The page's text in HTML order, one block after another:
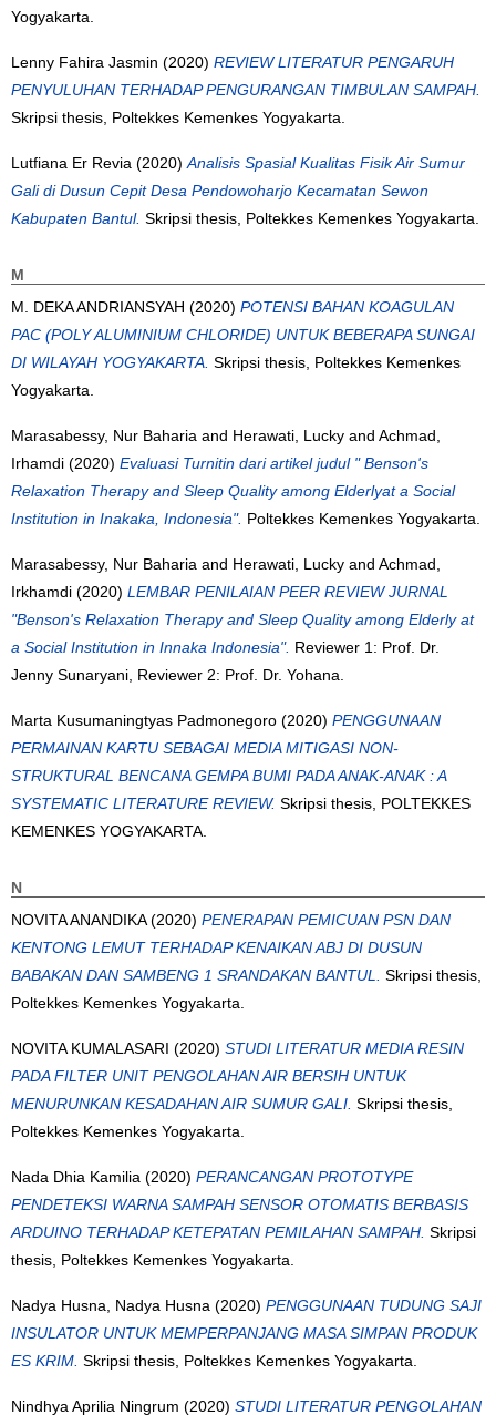
Yogyakarta.
Lenny Fahira Jasmin (2020) REVIEW LITERATUR PENGARUH
PENYULUHAN TERHADAP PENGURANGAN TIMBULAN SAMPAH.
Skripsi thesis, Poltekkes Kemenkes Yogyakarta.
Lutfiana Er Revia (2020)Analisis Spasial Kualitas Fisik Air Sumur
Gali di Dusun Cepit Desa Pendowoharjo Kecamatan Sewon
Kabupaten Bantul. Skripsi thesis, Poltekkes Kemenkes Yogyakarta.
M
M. DEKA ANDRIANSYAH (2020) POTENSI BAHAN KOAGULAN
PAC (POLY ALUMINIUM CHLORIDE) UNTUK BEBERAPA SUNGAI
DI WILAYAH YOGYAKARTA. Skripsi thesis, Poltekkes Kemenkes
Yogyakarta.
Marasabessy, Nur Baharia and Herawati, Lucky and Achmad,
Irhamdi (2020) Evaluasi Turnitin dari artikel judul " Benson's
Relaxation Therapy and Sleep Quality among Elderlyat a Social
Institution in Inakaka, Indonesia". Poltekkes Kemenkes Yogyakarta.
Marasabessy, Nur Baharia and Herawati, Lucky and Achmad,
Irkhamdi (2020) LEMBAR PENILAIAN PEER REVIEW JURNAL
"Benson's Relaxation Therapy and Sleep Quality among Elderly at
a Social Institution in Innaka Indonesia". Reviewer 1: Prof. Dr.
Jenny Sunaryani, Reviewer 2: Prof. Dr. Yohana.
Marta Kusumaningtyas Padmonegoro (2020) PENGGUNAAN
PERMAINAN KARTU SEBAGAI MEDIA MITIGASI NON-
STRUKTURAL BENCANA GEMPA BUMI PADA ANAK-ANAK : A
SYSTEMATIC LITERATURE REVIEW. Skripsi thesis, POLTEKKES
KEMENKES YOGYAKARTA.
N
NOVITA ANANDIKA(2020) PENERAPAN PEMICUAN PSN DAN
KENTONG LEMUT TERHADAP KENAIKAN ABJ DI DUSUN
BABAKAN DAN SAMBENG 1 SRANDAKAN BANTUL. Skripsi thesis,
Poltekkes Kemenkes Yogyakarta.
NOVITA KUMALASARI (2020) STUDI LITERATUR MEDIA RESIN
PADA FILTER UNIT PENGOLAHAN AIR BERSIH UNTUK
MENURUNKAN KESADAHAN AIR SUMUR GALI. Skripsi thesis,
Poltekkes Kemenkes Yogyakarta.
Nada Dhia Kamilia (2020) PERANCANGAN PROTOTYPE
PENDETEKSI WARNA SAMPAH SENSOR OTOMATIS BERBASIS
ARDUINO TERHADAP KETEPATAN PEMILAHAN SAMPAH. Skripsi
thesis, Poltekkes Kemenkes Yogyakarta.
Nadya Husna, Nadya Husna (2020) PENGGUNAAN TUDUNG SAJI
INSULATOR UNTUK MEMPERPANJANG MASA SIMPAN PRODUK
ES KRIM. Skripsi thesis, Poltekkes Kemenkes Yogyakarta.
Nindhya Aprilia Ningrum (2020) STUDI LITERATUR PENGOLAHAN